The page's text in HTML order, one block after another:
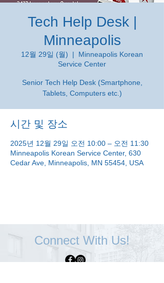
Tech Help Desk |
Minneapolis
12월 29일 (월)
  |
Minneapolis Korean
Service Center
Senior Tech Help Desk (Smartphone,
Tablets, Computers etc.)
시간 및 장소
2025년 12월 29일 오전 10:00 – 오전 11:30
Minneapolis Korean Service Center, 630
Cedar Ave, Minneapolis, MN 55454, USA
Connect With Us!